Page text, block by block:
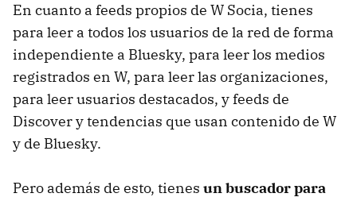
En cuanto a feeds propios de W Socia, tienes
para leer a todos los usuarios de la red de forma
independiente a Bluesky, para leer los medios
registrados en W, para leer las organizaciones,
para leer usuarios destacados, y feeds de
Discover y tendencias que usan contenido de W
y de Bluesky.
Pero además de esto, tienes un buscador para